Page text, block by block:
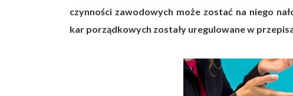
czynności zawodowych może zostać na niego
kar porządkowych zostały uregulowane w